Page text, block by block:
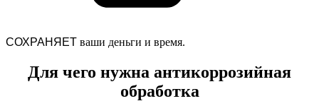
СОХРАНЯЕТ ваши деньги и время.
Для чего нужна антикоррозийная
обработка